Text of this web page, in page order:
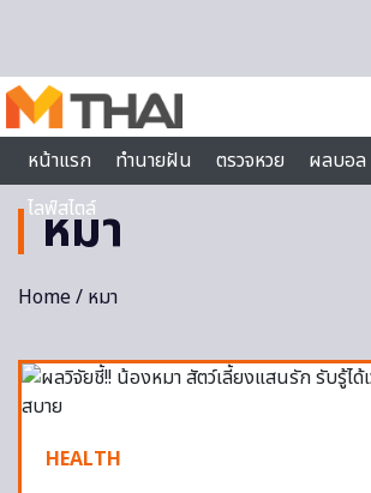
หน้าแรก
ทำนายฝัน ตรวจหวย ผลบอล
ไลฟ์สไตล์
หมา
Home/ หมา
HEALTH